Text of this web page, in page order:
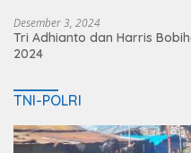
Desember 3, 2024
Tri Adhianto dan Harris
2024
TNI-POLRI